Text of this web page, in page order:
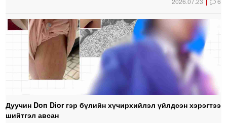
Дуучин Don Dior гэр бүлийн хүчирхийлэл үйлдсэн хэрэгтээ
шийтгэл авсан